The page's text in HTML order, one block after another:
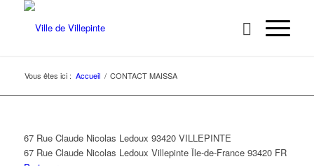
Vous êtes ici : Accueil / CONTACT MAISSA
67 Rue Claude Nicolas Ledoux 93420 VILLEPINTE
67 Rue Claude Nicolas Ledoux Villepinte Île-de-France 93420 FR